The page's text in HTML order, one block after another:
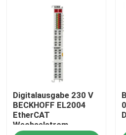
Über uns
Digitalausgabe 230 V
BECKHOFF EL2004
EtherCAT
Wechselstrom